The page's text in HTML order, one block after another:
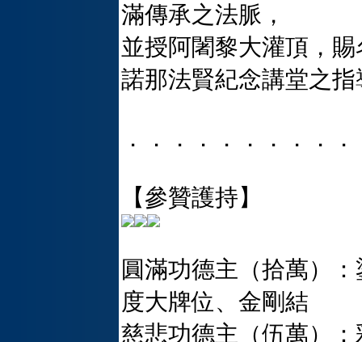
滿傳承之法脈，
並授阿闍黎大灌頂，
諾那法賢紀念講堂之
．．．．．．．．．
【參贊護持】
圓滿功德主（拾萬）
度大牌位、金剛結
慈悲功德主（伍萬）